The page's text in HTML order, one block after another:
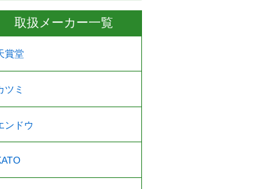
取扱メーカー一覧
賞堂
ツミ
ンドウ